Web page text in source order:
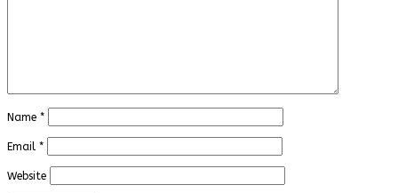
Name *
Email *
Website